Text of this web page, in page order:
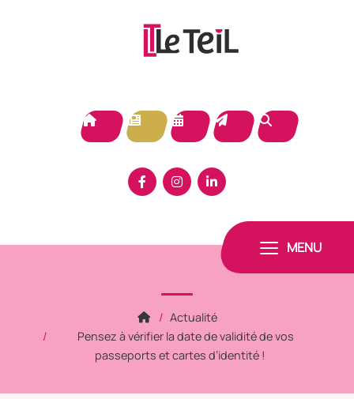
MENU
Actualité
Pensez à vérifier la date de validité de vos
passeports et cartes d’identité !